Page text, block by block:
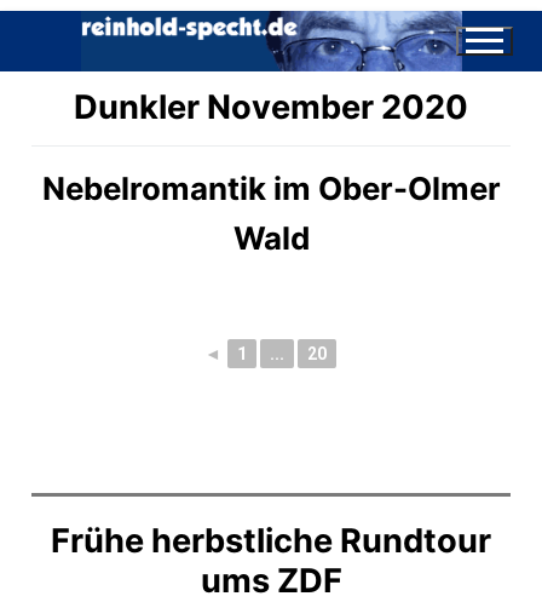
Dunkler November 2020
Nebelromantik im Ober-Olmer
Wald
◄ 1 ... 20
Frühe herbstliche Rundtour
ums ZDF